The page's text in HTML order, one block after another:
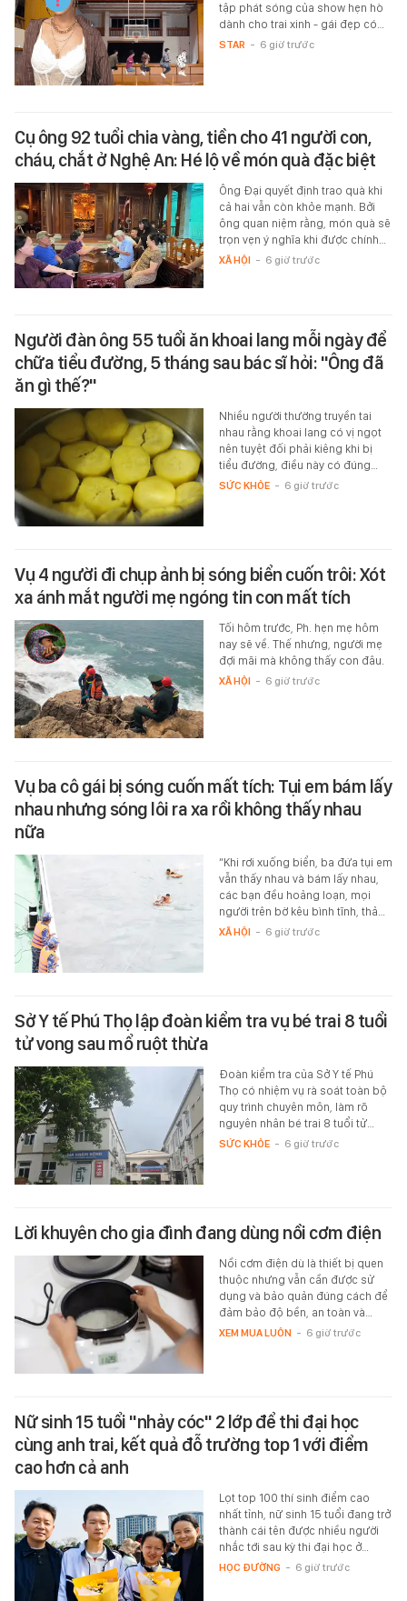
tập phát sóng của show hẹn hò
dành cho trai xinh - gái đẹp có…
STAR - 6 giờ trước
Cụ ông 92 tuổi chia vàng, tiền cho 41 người con,
cháu, chắt ở Nghệ An: Hé lộ về món quà đặc biệt
Ông Đại quyết định trao quà khi
cả hai vẫn còn khỏe mạnh. Bởi
ông quan niệm rằng, món quà sẽ
trọn vẹn ý nghĩa khi được chính…
XÃ HỘI - 6 giờ trước
Người đàn ông 55 tuổi ăn khoai lang mỗi ngày để
chữa tiểu đường, 5 tháng sau bác sĩ hỏi: "Ông đã
ăn gì thế?"
Nhiều người thường truyền tai
nhau rằng khoai lang có vị ngọt
nên tuyệt đối phải kiêng khi bị
tiểu đường, điều này có đúng…
SỨC KHỎE - 6 giờ trước
Vụ 4 người đi chụp ảnh bị sóng biển cuốn trôi: Xót
xa ánh mắt người mẹ ngóng tin con mất tích
Tối hôm trước, Ph. hẹn mẹ hôm
nay sẽ về. Thế nhưng, người mẹ
đợi mãi mà không thấy con đâu.
XÃ HỘI - 6 giờ trước
Vụ ba cô gái bị sóng cuốn mất tích: Tụi em bám lấy
nhau nhưng sóng lôi ra xa rồi không thấy nhau
nữa
“Khi rơi xuống biển, ba đứa tụi em
vẫn thấy nhau và bám lấy nhau,
các bạn đều hoảng loạn, mọi
người trên bờ kêu bình tĩnh, thả…
XÃ HỘI - 6 giờ trước
Sở Y tế Phú Thọ lập đoàn kiểm tra vụ bé trai 8 tuổi
tử vong sau mổ ruột thừa
Đoàn kiểm tra của Sở Y tế Phú
Thọ có nhiệm vụ rà soát toàn bộ
quy trình chuyên môn, làm rõ
nguyên nhân bé trai 8 tuổi tử…
SỨC KHỎE - 6 giờ trước
Lời khuyên cho gia đình đang dùng nồi cơm điện
Nồi cơm điện dù là thiết bị quen
thuộc nhưng vẫn cần được sử
dụng và bảo quản đúng cách để
đảm bảo độ bền, an toàn và…
XEM MUA LUÔN - 6 giờ trước
Nữ sinh 15 tuổi "nhảy cóc" 2 lớp để thi đại học
cùng anh trai, kết quả đỗ trường top 1 với điểm
cao hơn cả anh
Lọt top 100 thí sinh điểm cao
nhất tỉnh, nữ sinh 15 tuổi đang trở
thành cái tên được nhiều người
nhắc tới sau kỳ thi đại học ở…
HỌC ĐƯỜNG - 6 giờ trước